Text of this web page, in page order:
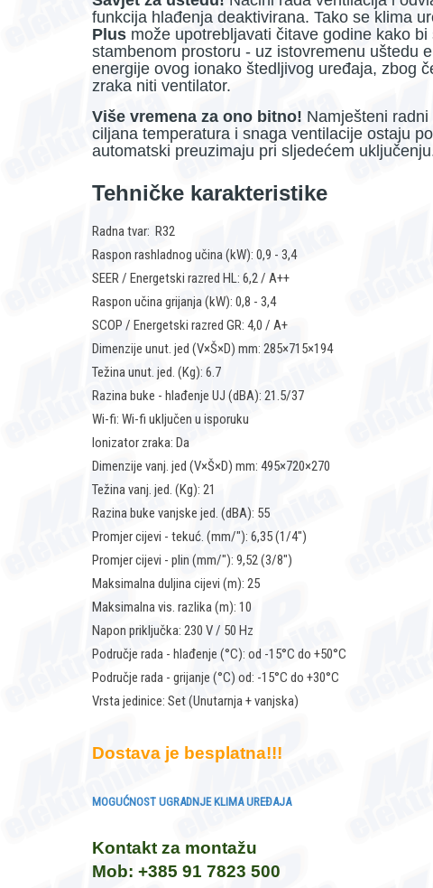
funkcija hlađenja deaktivirana. Tako se klima
Plus može upotrebljavati čitave godine kako
stambenom prostoru - uz istovremenu uštedu
energije ovog ionako štedljivog uređaja, zbog
zraka niti ventilator.
Više vremena za ono bitno! Namješteni
ciljana temperatura i snaga ventilacije ostaju
automatski preuzimaju pri sljedećem
Tehničke karakteristike
Radna tvar: R32
Raspon rashladnog učina (kW): 0,9 - 3,4
SEER / Energetski razred HL: 6,2 / A++
Raspon učina grijanja (kW): 0,8 - 3,4
SCOP / Energetski razred GR: 4,0 / A+
Dimenzije unut. jed (V×Š×D) mm: 285×715×194
Težina unut. jed. (Kg): 6.7
Razina buke - hlađenje UJ (dBA): 21.5/37
Wi-fi: Wi-fi uključen u isporuku
Ionizator zraka: Da
Dimenzije vanj. jed (V×Š×D) mm: 495×720×270
Težina vanj. jed. (Kg): 21
Razina buke vanjske jed. (dBA): 55
Promjer cijevi - tekuć. (mm/"): 6,35 (1/4")
Promjer cijevi - plin (mm/"): 9,52 (3/8")
Maksimalna duljina cijevi (m): 25
Maksimalna vis. razlika (m): 10
Napon priključka: 230 V / 50 Hz
Područje rada - hlađenje (°C): od -15°C do +50°C
Područje rada - grijanje (°C) od: -15°C do +30°C
Vrsta jedinice: Set (Unutarnja + vanjska)
Dostava je besplatna!!!
MOGUĆNOST UGRADNJE KLIMA UREĐAJA
Kontakt za montažu
Mob: +385 91 7823 500